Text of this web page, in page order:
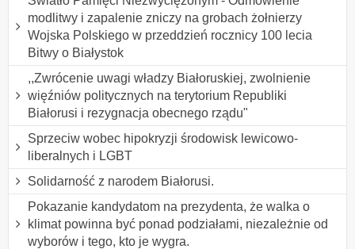
modlitwy i zapalenie zniczy na grobach żołnierzy
Wojska Polskiego w przeddzień rocznicy 100 lecia
Bitwy o Białystok
,,Zwrócenie uwagi władzy Białoruskiej, zwolnienie
więźniów politycznych na terytorium Republiki
Białorusi i rezygnacja obecnego rządu"
Sprzeciw wobec hipokryzji środowisk lewicowo-
liberalnych i LGBT
Solidarność z narodem Białorusi.
Pokazanie kandydatom na prezydenta, że walka o
klimat powinna być ponad podziałami, niezależnie od
wyborów i tego, kto je wygra.